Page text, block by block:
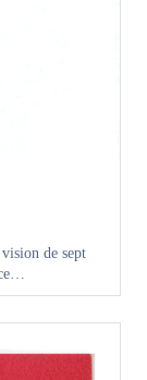
de sept